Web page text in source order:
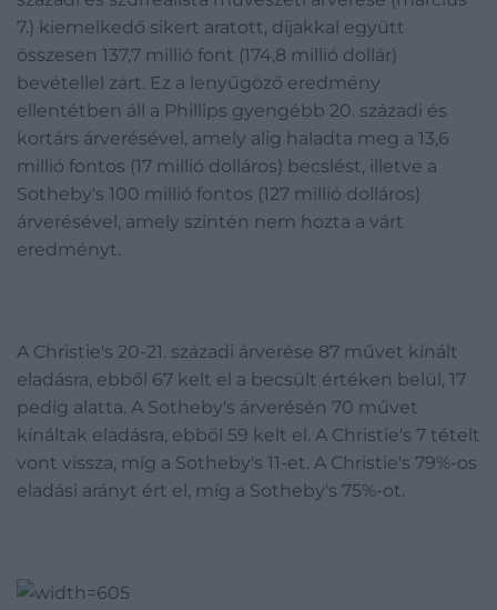
7.) kiemelkedő sikert aratott, díjakkal együtt
összesen 137,7 millió font (174,8 millió dollár)
bevétellel zárt. Ez a lenyűgöző eredmény
ellentétben áll a Phillips gyengébb 20. századi és
kortárs árverésével, amely alig haladta meg a 13,6
millió fontos (17 millió dolláros) becslést, illetve a
Sotheby's 100 millió fontos (127 millió dolláros)
árverésével, amely szintén nem hozta a várt
eredményt.
A Christie's 20-21. századi árverése 87 művet kínált
eladásra, ebből 67 kelt el a becsült értéken belül, 17
pedig alatta. A Sotheby's árverésén 70 művet
kínáltak eladásra, ebből 59 kelt el. A Christie's 7 tételt
vont vissza, míg a Sotheby's 11-et. A Christie's 79%-os
eladási arányt ért el, míg a Sotheby's 75%-ot.